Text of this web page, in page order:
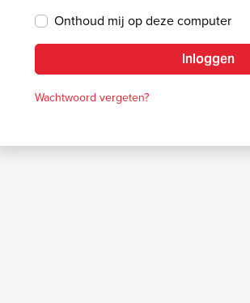
Onthoud mij op deze computer
Inloggen
Wachtwoord vergeten?